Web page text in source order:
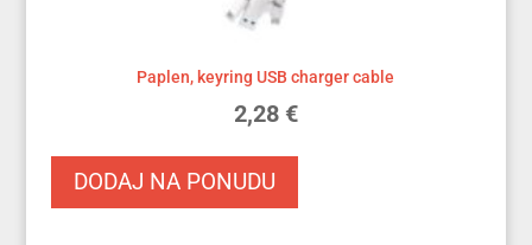
Paplen, keyring USB charger cable
2,28 €
DODAJ NA PONUDU